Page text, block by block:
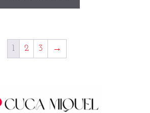
1 2 3 →